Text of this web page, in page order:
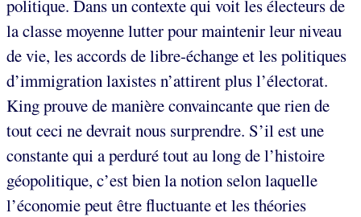
politique. Dans un contexte qui voit les électeurs de
la classe moyenne lutter pour maintenir leur niveau
de vie, les accords de libre-échange et les politiques
d’immigration laxistes n’attirent plus l’électorat.
King prouve de manière convaincante que rien de
tout ceci ne devrait nous surprendre. S’il est une
constante qui a perduré tout au long de l’histoire
géopolitique, c’est bien la notion selon laquelle
l’économie peut être fluctuante et les théories